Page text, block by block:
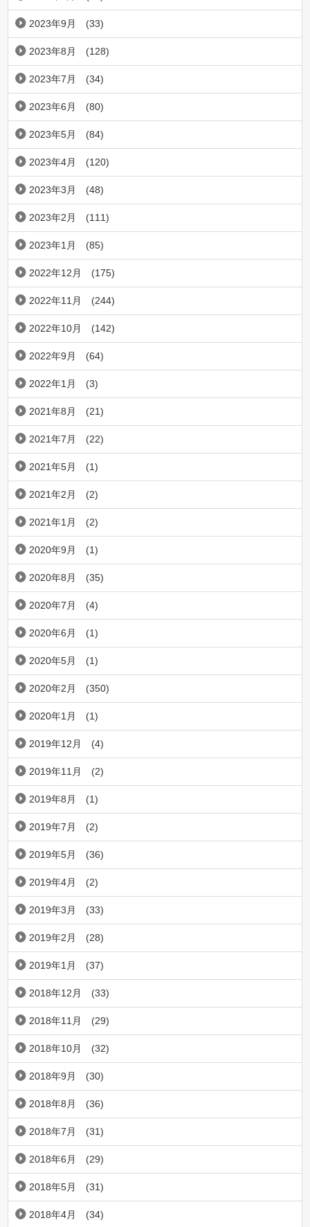
2023年9月 (33)
2023年8月 (128)
2023年7月 (34)
2023年6月 (80)
2023年5月 (84)
2023年4月 (120)
2023年3月 (48)
2023年2月 (111)
2023年1月 (85)
2022年12月 (175)
2022年11月 (244)
2022年10月 (142)
2022年9月 (64)
2022年1月 (3)
2021年8月 (21)
2021年7月 (22)
2021年5月 (1)
2021年2月 (2)
2021年1月 (2)
2020年9月 (1)
2020年8月 (35)
2020年7月 (4)
2020年6月 (1)
2020年5月 (1)
2020年2月 (350)
2020年1月 (1)
2019年12月 (4)
2019年11月 (2)
2019年8月 (1)
2019年7月 (2)
2019年5月 (36)
2019年4月 (2)
2019年3月 (33)
2019年2月 (28)
2019年1月 (37)
2018年12月 (33)
2018年11月 (29)
2018年10月 (32)
2018年9月 (30)
2018年8月 (36)
2018年7月 (31)
2018年6月 (29)
2018年5月 (31)
2018年4月 (34)